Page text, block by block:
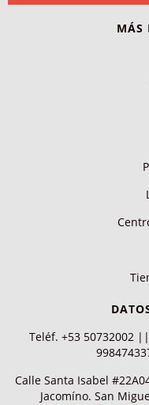
MÁS
Teléf. +53 50732002
Calle Santa Isabel
Jacomíno. San